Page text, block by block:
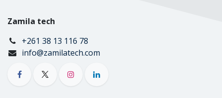
Zamila tech
+261 38 13 116 78
info@zamilatech.com